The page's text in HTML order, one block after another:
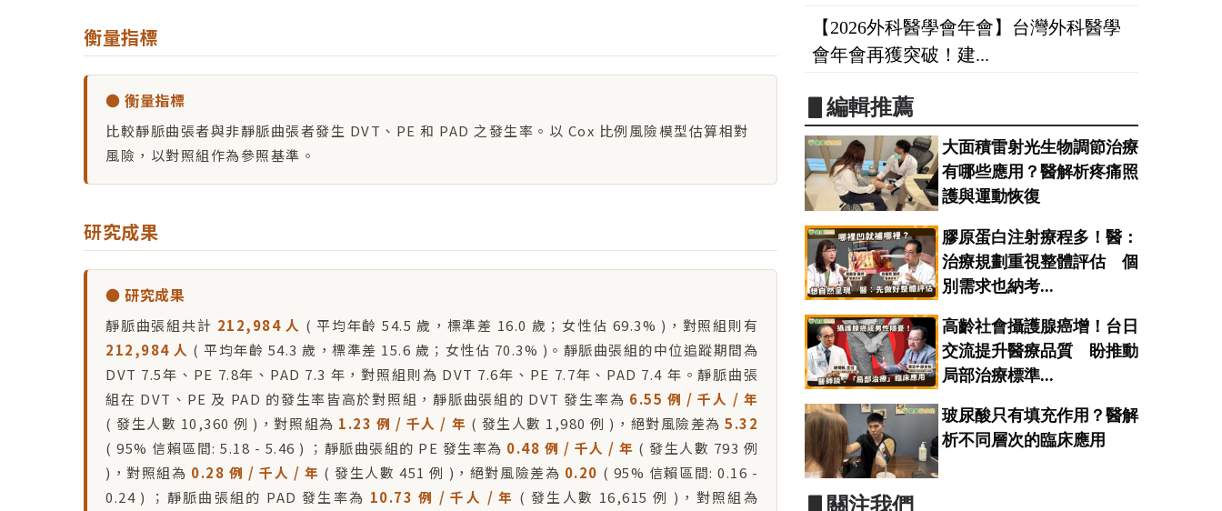
衡量指標
● 衡量指標
比較靜脈曲張者與非靜脈曲張者發生 DVT、PE 和 PAD 之發生率。以 Cox 比例風險模型估算相對
風險，以對照組作為參照基準。
研究成果
● 研究成果
靜脈曲張組共計 212,984 人 ( 平均年齡 54.5 歲，標準差 16.0 歲；女性佔 69.3% )，對照組則有
212,984 人 ( 平均年齡 54.3 歲，標準差 15.6 歲；女性佔 70.3% )。靜脈曲張組的中位追蹤期間為
DVT 7.5年、PE 7.8年、PAD 7.3 年，對照組則為 DVT 7.6年、PE 7.7年、PAD 7.4 年。靜脈曲張
組在 DVT、PE 及 PAD 的發生率皆高於對照組，靜脈曲張組的 DVT 發生率為 6.55 例 / 千人 / 年
( 發生人數 10,360 例 )，對照組為 1.23 例 / 千人 / 年 ( 發生人數 1,980 例 )，絕對風險差為5.32
( 95% 信賴區間: 5.18 - 5.46 ) ；靜脈曲張組的 PE 發生率為 0.48 例 / 千人 / 年 ( 發生人數 793 例
)，對照組為 0.28 例 / 千人 / 年 ( 發生人數 451 例 )，絕對風險差為 0.20 ( 95% 信賴區間: 0.16 -
0.24 ) ；靜脈曲張組的 PAD 發生率為 10.73 例 / 千人 / 年 ( 發生人數 16,615 例 )，對照組為
【2026外科醫學會年會】台灣外科醫學
會年會再獲突破！建...
▋編輯推薦
大面積雷射光生物調節治療
有哪些應用？醫解析疼痛照
護與運動恢復
膠原蛋白注射療程多！醫：
治療規劃重視整體評估 個
別需求也納考...
高齡社會攝護腺癌增！台日
交流提升醫療品質 盼推動
局部治療標準...
玻尿酸只有填充作用？醫解
析不同層次的臨床應用
▋關注我們